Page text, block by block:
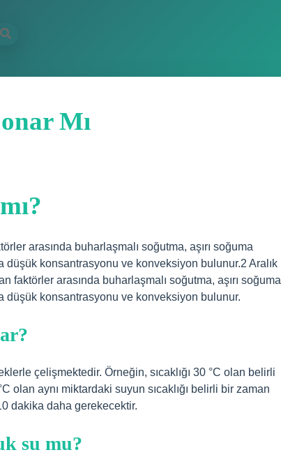
Mı
arasında buharlaşmalı soğutma, aşırı soğuma
düşük konsantrasyonu ve konveksiyon bulunur.2 Aralık
faktörler arasında buharlaşmalı soğutma, aşırı soğuma
düşük konsantrasyonu ve konveksiyon bulunur.
çelişmektedir. Örneğin, sıcaklığı 30 °C olan belirli
olan aynı miktardaki suyun sıcaklığı belirli bir zaman
dakika daha gerekecektir.
su mu?